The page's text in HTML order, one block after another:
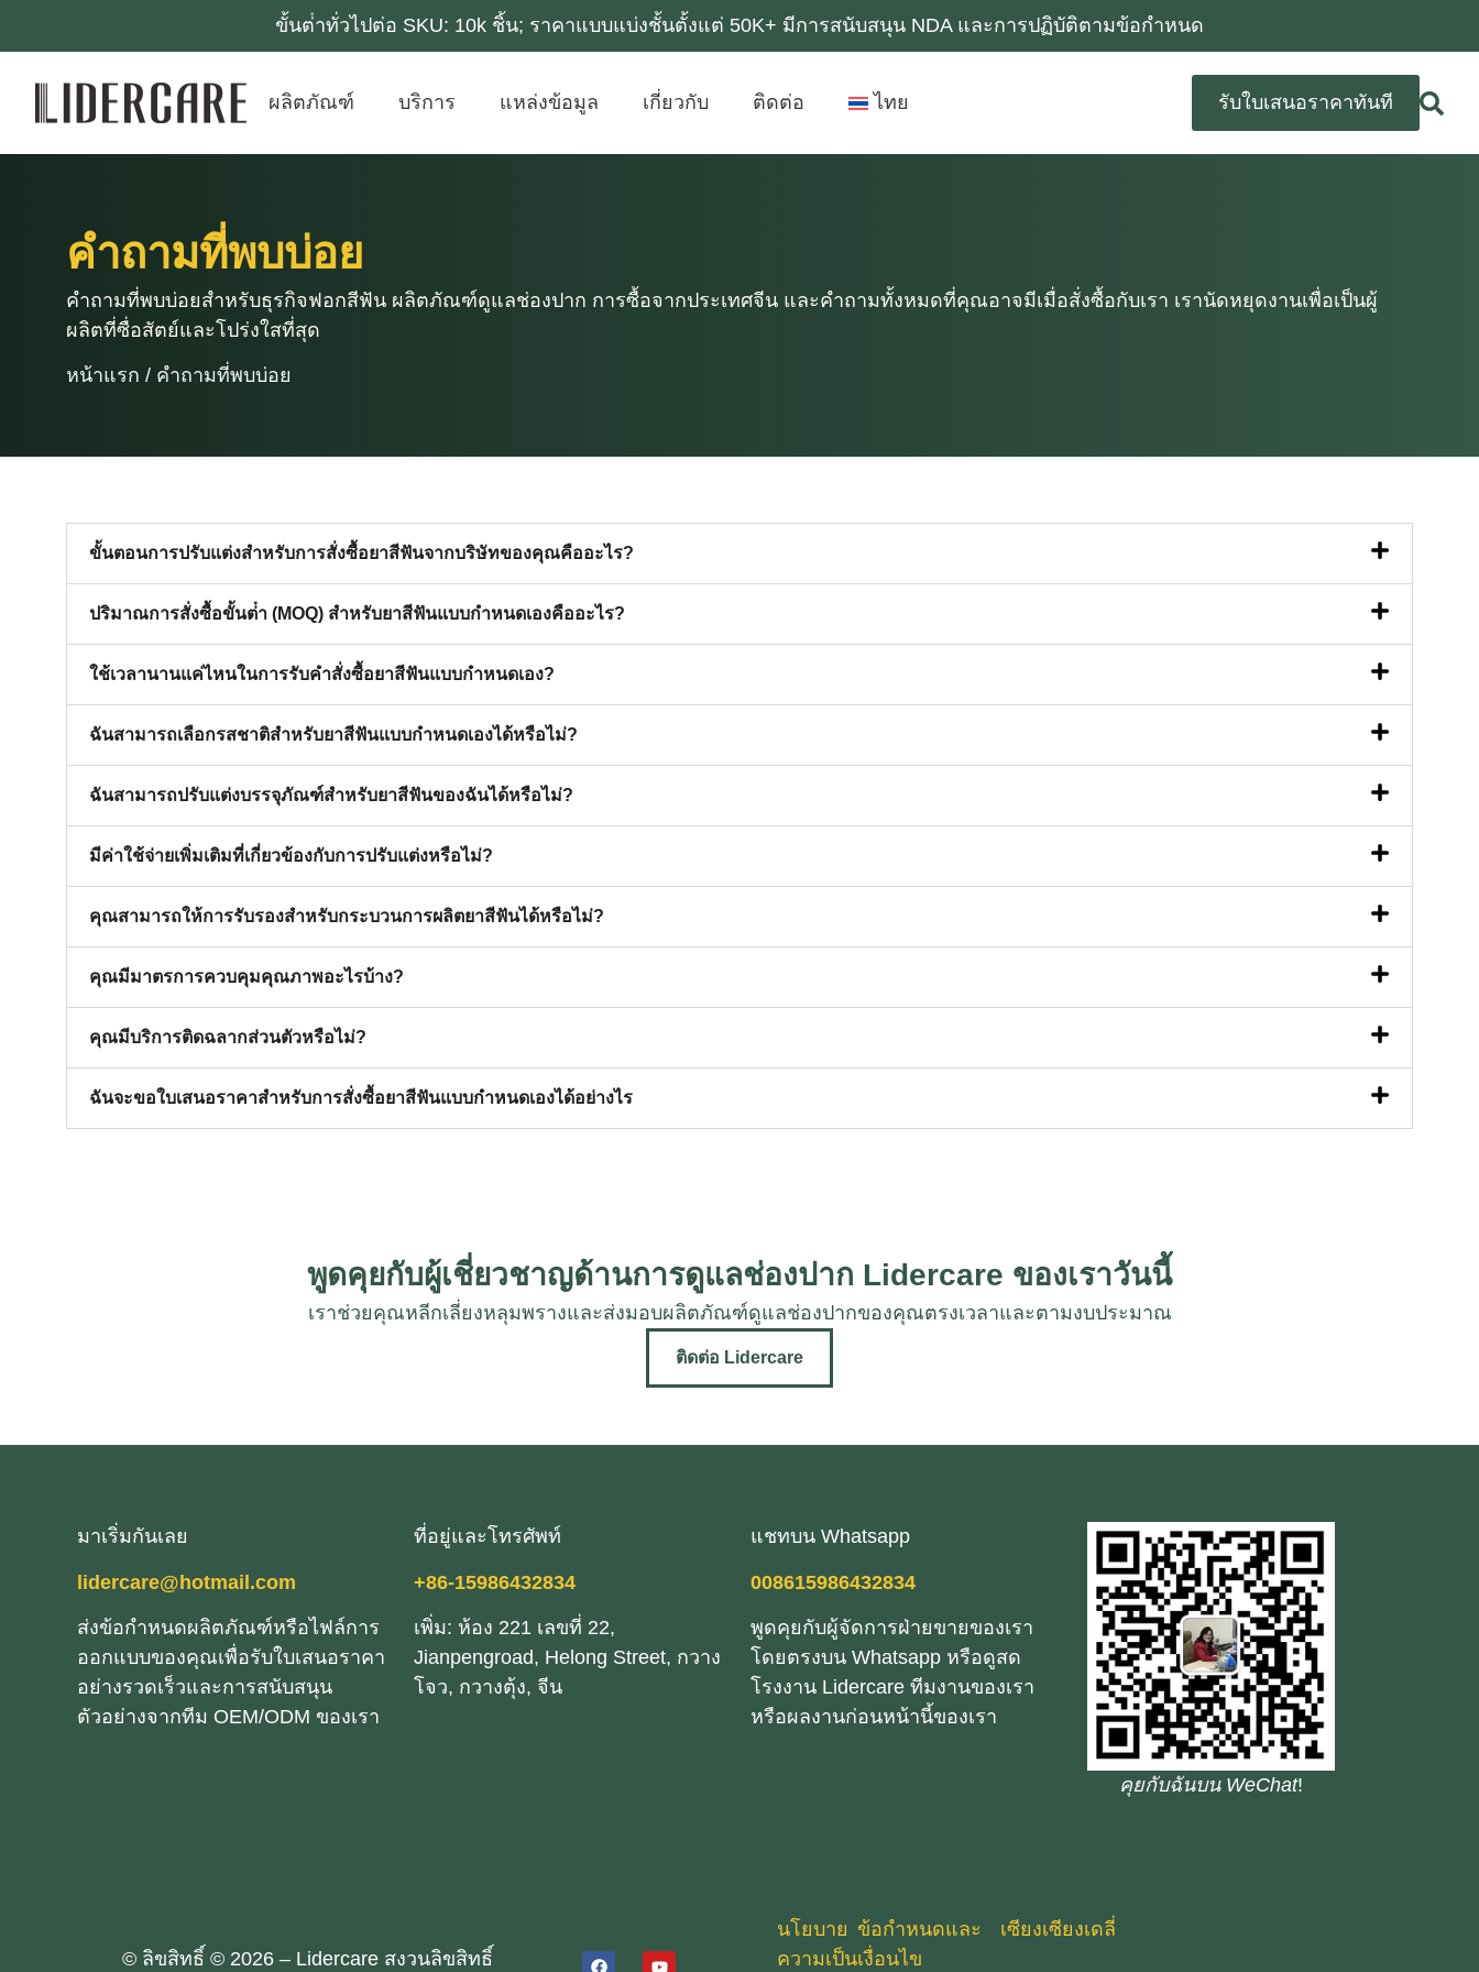
ขั้นต่ําทั่วไปต่อ SKU: 10k ชิ้น; ราคาแบบแบ่งชั้นตั้งแต่ 50K+ มีการสนับสนุน NDA และการปฏิบัติตามข้อกําหนด
ผลิตภัณฑ์ บริการ แหล่งข้อมูล เกี่ยวกับ ติดต่อ ไทย รับใบเสนอราคาทันที
คําถามที่พบบ่อย
คําถามที่พบบ่อยสําหรับธุรกิจฟอกสีฟัน ผลิตภัณฑ์ดูแลช่องปาก การซื้อจากประเทศจีน และคําถามทั้งหมดที่คุณอาจมีเมื่อสั่งซื้อกับเรา เรานัดหยุดงานเพื่อเป็นผู้
ผลิตที่ซื่อสัตย์และโปร่งใสที่สุด
หน้าแรก / คําถามที่พบบ่อย
ขั้นตอนการปรับแต่งสําหรับการสั่งซื้อยาสีฟันจากบริษัทของคุณคืออะไร?
ปริมาณการสั่งซื้อขั้นต่ํา (MOQ) สําหรับยาสีฟันแบบกําหนดเองคืออะไร?
ใช้เวลานานแค่ไหนในการรับคําสั่งซื้อยาสีฟันแบบกําหนดเอง?
ฉันสามารถเลือกรสชาติสําหรับยาสีฟันแบบกําหนดเองได้หรือไม่?
ฉันสามารถปรับแต่งบรรจุภัณฑ์สําหรับยาสีฟันของฉันได้หรือไม่?
มีค่าใช้จ่ายเพิ่มเติมที่เกี่ยวข้องกับการปรับแต่งหรือไม่?
คุณสามารถให้การรับรองสําหรับกระบวนการผลิตยาสีฟันได้หรือไม่?
คุณมีมาตรการควบคุมคุณภาพอะไรบ้าง?
คุณมีบริการติดฉลากส่วนตัวหรือไม่?
ฉันจะขอใบเสนอราคาสําหรับการสั่งซื้อยาสีฟันแบบกําหนดเองได้อย่างไร
พูดคุยกับผู้เชี่ยวชาญด้านการดูแลช่องปาก Lidercare ของเราวันนี้
เราช่วยคุณหลีกเลี่ยงหลุมพรางและส่งมอบผลิตภัณฑ์ดูแลช่องปากของคุณตรงเวลาและตามงบประมาณ
ติดต่อ Lidercare
มาเริ่มกันเลย
lidercare@hotmail.com
ส่งข้อกําหนดผลิตภัณฑ์หรือไฟล์การ
ออกแบบของคุณเพื่อรับใบเสนอราคา
อย่างรวดเร็วและการสนับสนุน
ตัวอย่างจากทีม OEM/ODM ของเรา
ที่อยู่และโทรศัพท์
+86-15986432834
เพิ่ม: ห้อง 221 เลขที่ 22,
Jianpengroad, Helong Street, กวาง
โจว, กวางตุ้ง, จีน
แชทบน Whatsapp
008615986432834
พูดคุยกับผู้จัดการฝ่ายขายของเรา
โดยตรงบน Whatsapp หรือดูสด
โรงงาน Lidercare ทีมงานของเรา
หรือผลงานก่อนหน้านี้ของเรา
คุยกับฉันบน WeChat!
© ลิขสิทธิ์ © 2026 – Lidercare สงวนลิขสิทธิ์
นโยบาย
ความเป็น
ข้อกําหนดและ
เงื่อนไข
เซียงเซียงเดลี่